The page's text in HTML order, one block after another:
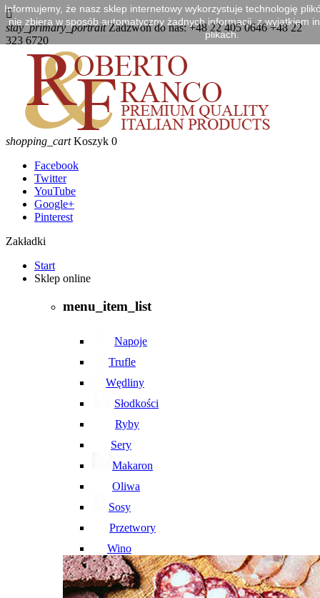

stay_primary_portraitZadzwoń do nas:+48 22 405 0646 +48 22
323 6720
shopping_cart Koszyk 0
Facebook
Twitter
YouTube
Google+
Pinterest
Zakładki
Start
Sklep online
menu_item_list
Napoje
Trufle
Wędliny
Słodkości
Ryby
Sery
Makaron
Oliwa
Sosy
Przetwory
Wino
Informujemy, że nasz sklep internetowy wykorzystuje technologię
nie zbiera w sposób automatyczny żadnych informacji, z wyjątkiem
plikach.